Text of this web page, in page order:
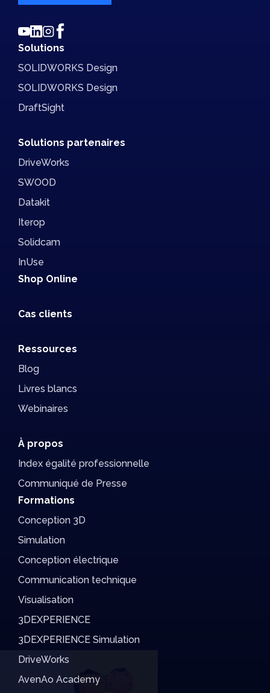
Solutions
SOLIDWORKS Design
SOLIDWORKS Design
DraftSight
Solutions partenaires
DriveWorks
SWOOD
Datakit
Iterop
Solidcam
InUse
Shop Online
Cas clients
Ressources
Blog
Livres blancs
Webinaires
À propos
Index égalité professionnelle
Communiqué de Presse
Formations
Conception 3D
Simulation
Conception électrique
Communication technique
Visualisation
3DEXPERIENCE
3DEXPERIENCE Simulation
DriveWorks
AvenAo Academy
les Cookies !